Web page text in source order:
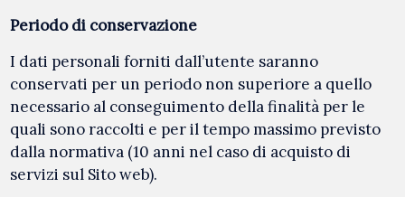
Periodo di conservazione
I dati personali forniti dall’utente saranno
conservati per un periodo non superiore a quello
necessario al conseguimento della finalità per le
quali sono raccolti e per il tempo massimo previsto
dalla normativa (10 anni nel caso di acquisto di
servizi sul Sito web).